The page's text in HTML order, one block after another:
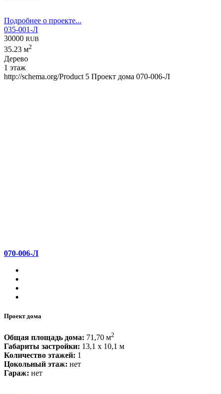
Подробнее о проекте...
035-001-Л
30000 RUB
35.23 м2
Дерево
1 этаж
http://schema.org/Product 5 Проект дома 070-006-Л
070-006-Л
Проект дома
Общая площадь дома: 71,70 м2
Габариты застройки: 13,1 x 10,1 м
Количество этажей: 1
Цокольный этаж: нет
Гараж: нет